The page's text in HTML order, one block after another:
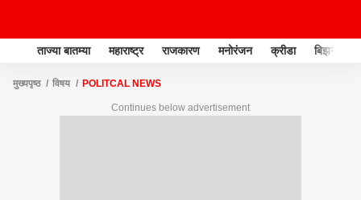
ताज्या बातम्या महाराष्ट्र राजकारण मनोरंजन क्रीडा बिझनेस
मुख्यपृष्ठ विषय POLITCAL NEWS
Continues below advertisement